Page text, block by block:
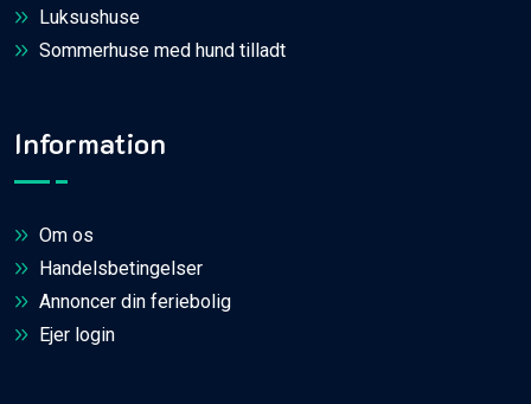
Luksushuse
Sommerhuse med hund tilladt
Information
Om os
Handelsbetingelser
Annoncer din feriebolig
Ejer login